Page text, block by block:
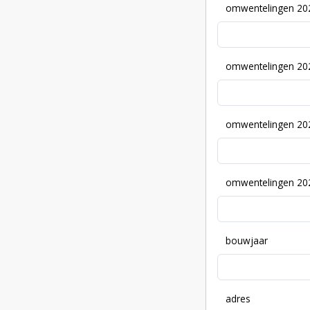
omwentelingen
omwentelingen
omwentelingen
omwentelingen
bouwjaar
adres